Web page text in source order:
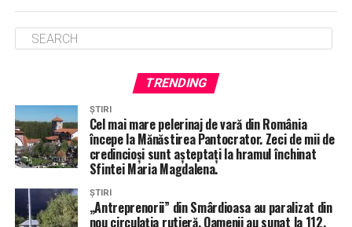
TRENDING
ȘTIRI
Cel mai mare pelerinaj de vară din România
începe la Mănăstirea Pantocrator. Zeci de mii de
credincioși sunt așteptați la hramul închinat
Sfintei Maria Magdalena.
ȘTIRI
„Antreprenorii” din Smârdioasa au paralizat din
nou circulația rutieră. Oamenii au sunat la 112,